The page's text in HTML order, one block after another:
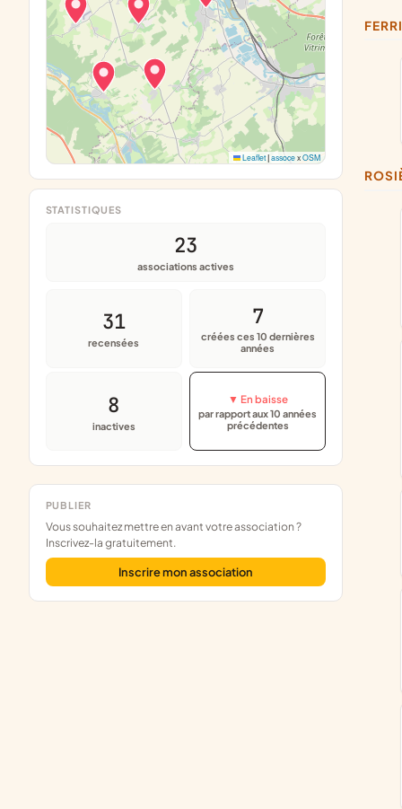
STATISTIQUES
23
associations actives
31
recensées
7
créées ces 10 dernières
années
8
inactives
▼ En baisse
par rapport aux 10 années
précédentes
PUBLIER
Vous souhaitez mettre en avant votre association ?
Inscrivez-la gratuitement.
Inscrire mon association
Leaflet| assocexOSM